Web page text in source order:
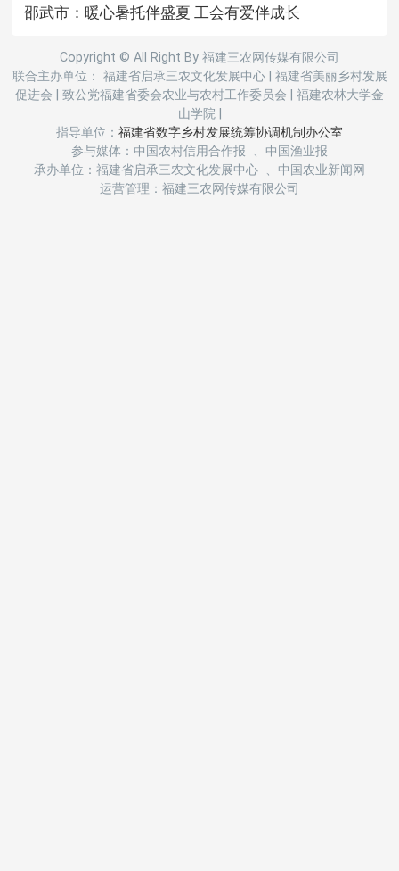
邵武市：暖心暑托伴盛夏 工会有爱伴成长
Copyright © All Right By 福建三农网传媒有限公司
联合主办单位： 福建省启承三农文化发展中心
福建省美丽乡村发展
促进会
致公党福建省委会农业与农村工作委员会
福建农林大学金
山学院
指导单位： 福建省数字乡村发展统筹协调机制办公室
参与媒体：中国农村信用合作报 、中国渔业报
承办单位：福建省启承三农文化发展中心 、中国农业新闻网
运营管理：福建三农网传媒有限公司